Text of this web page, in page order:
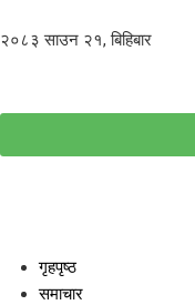
२०८३ साउन २१, बिहिबार
गृहपृष्ठ
समाचार